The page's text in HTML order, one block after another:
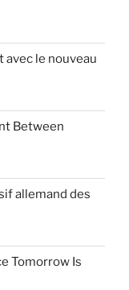
le nouveau
Between
allemand des
Tomorrow Is